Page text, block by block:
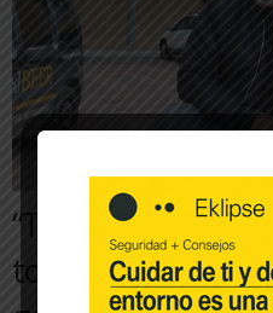
“Tirso, el alcalde,
todos trabajamos